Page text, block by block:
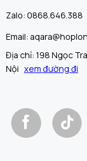
Zalo: 0868.646.388
Email:
Địa chỉ: 198 Ngọc
Nội xem đường đi